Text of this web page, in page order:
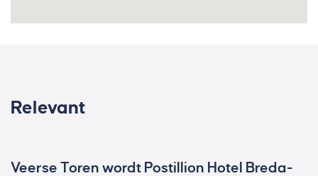
Relevant
Veerse Toren wordt Postillion Hotel Breda-